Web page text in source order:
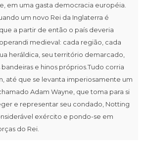
em uma gasta democracia européia.
um novo Rei da Inglaterra é
a partir de então o país deveria
medieval: cada região, cada
heráldica, seu território demarcado,
bandeiras e hinos próprios.Tudo corria
até que se levanta imperiosamente um
Adam Wayne, que toma para si
e representar seu condado, Notting
exército e pondo-se em
do Rei.